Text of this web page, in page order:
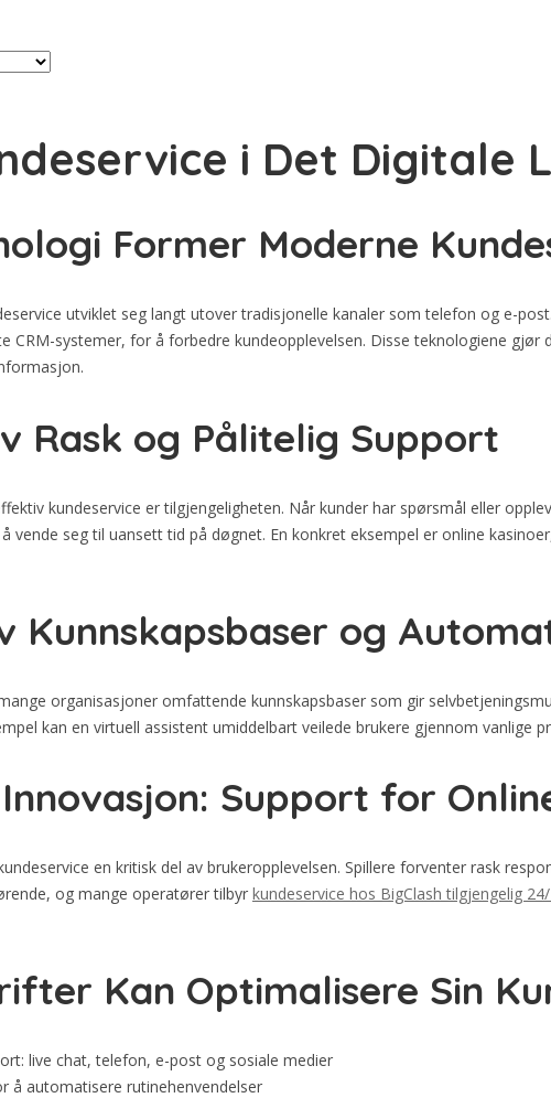
i Det Digitale
Former Moderne
utviklet seg langt utover tradisjonelle kanaler som telefon og e-
CRM-systemer, for å forbedre kundeopplevelsen. Disse teknologiene
Rask og Pålitelig Support
kundeservice er tilgjengeligheten. Når kunder har spørsmål eller
vende seg til uansett tid på døgnet. En konkret eksempel er online
Kunnskapsbaser og
organisasjoner omfattende kunnskapsbaser som gir
kan en virtuell assistent umiddelbart veilede brukere gjennom
Support for
en kritisk del av brukeropplevelsen. Spillere forventer rask
og mange operatører tilbyr kundeservice hos BigClash tilgjengelig
Kan Optimalisere Sin
live chat, telefon, e-post og sosiale medier
å automatisere rutinehenvendelser